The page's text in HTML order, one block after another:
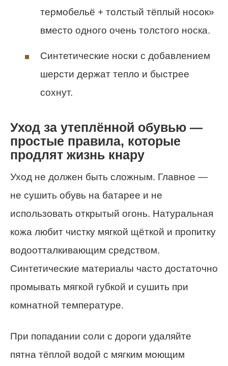
термобельё + толстый тёплый носок»
вместо одного очень толстого носка.
Синтетические носки с добавлением
шерсти держат тепло и быстрее
сохнут.
Уход за утеплённой обувью —
простые правила, которые
продлят жизнь кнару
Уход не должен быть сложным. Главное —
не сушить обувь на батарее и не
использовать открытый огонь. Натуральная
кожа любит чистку мягкой щёткой и пропитку
водоотталкивающим средством.
Синтетические материалы часто достаточно
промывать мягкой губкой и сушить при
комнатной температуре.
При попадании соли с дороги удаляйте
пятна тёплой водой с мягким моющим